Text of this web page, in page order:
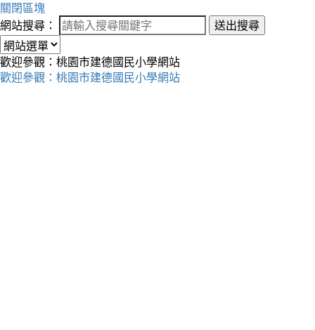
關閉區塊
網站搜尋：
送出搜尋
歡迎參觀：桃園市建德國民小學網站
歡迎參觀：桃園市建德國民小學網站